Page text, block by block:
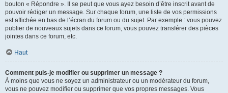
bouton « Répondre ». Il se peut que vous ayez besoin d’être inscrit avant de
pouvoir rédiger un message. Sur chaque forum, une liste de vos permissions
est affichée en bas de l’écran du forum ou du sujet. Par exemple : vous pouvez
publier de nouveaux sujets dans ce forum, vous pouvez transférer des pièces
jointes dans ce forum, etc.
Haut
Comment puis-je modifier ou supprimer un message ?
À moins que vous ne soyez un administrateur ou un modérateur du forum,
vous ne pouvez modifier ou supprimer que vos propres messages. Vous